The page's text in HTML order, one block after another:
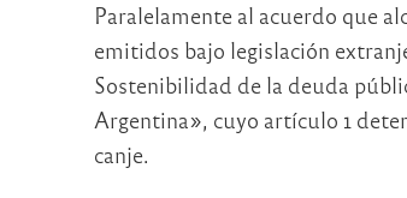
Paralelamente al acuerdo que
emitidos bajo legislación
Sostenibilidad de la deuda
Argentina», cuyo artículo 1
canje.